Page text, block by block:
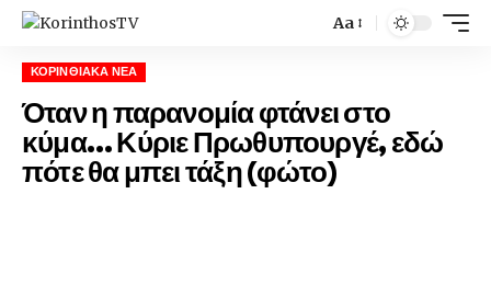
Font
Aa
ΚΟΡΙΝΘΙΑΚΆ ΝΈΑ
Όταν η παρανομία φτάνει στο
κύμα… Κύριε Πρωθυπουργέ, εδώ
πότε θα μπει τάξη (φώτο)